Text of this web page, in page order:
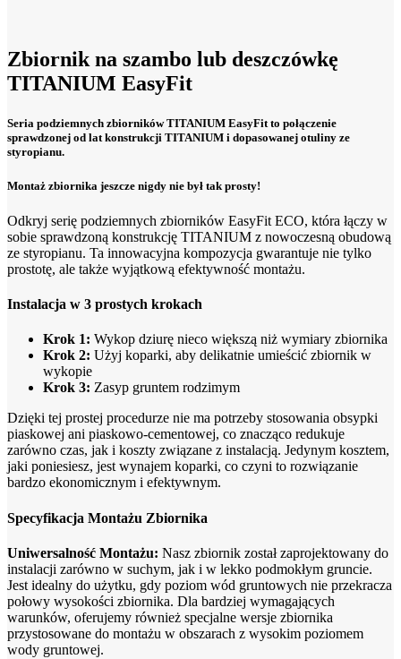
Zbiornik na szambo lub deszczówkę
TITANIUM EasyFit
Seria podziemnych zbiorników TITANIUM EasyFit to połączenie
sprawdzonej od lat konstrukcji TITANIUM i dopasowanej otuliny ze
styropianu.
Montaż zbiornika jeszcze nigdy nie był tak prosty!
Odkryj serię podziemnych zbiorników EasyFit ECO, która łączy w
sobie sprawdzoną konstrukcję TITANIUM z nowoczesną obudową
ze styropianu. Ta innowacyjna kompozycja gwarantuje nie tylko
prostotę, ale także wyjątkową efektywność montażu.
Instalacja w 3 prostych krokach
Krok 1: Wykop dziurę nieco większą niż wymiary zbiornika
Krok 2: Użyj koparki, aby delikatnie umieścić zbiornik w
wykopie
Krok 3: Zasyp gruntem rodzimym
Dzięki tej prostej procedurze nie ma potrzeby stosowania obsypki
piaskowej ani piaskowo-cementowej, co znacząco redukuje
zarówno czas, jak i koszty związane z instalacją. Jedynym kosztem,
jaki poniesiesz, jest wynajem koparki, co czyni to rozwiązanie
bardzo ekonomicznym i efektywnym.
Specyfikacja Montażu Zbiornika
Uniwersalność Montażu: Nasz zbiornik został zaprojektowany do
instalacji zarówno w suchym, jak i w lekko podmokłym gruncie.
Jest idealny do użytku, gdy poziom wód gruntowych nie przekracza
połowy wysokości zbiornika. Dla bardziej wymagających
warunków, oferujemy również specjalne wersje zbiornika
przystosowane do montażu w obszarach z wysokim poziomem
wody gruntowej.